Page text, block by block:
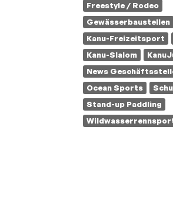
Freestyle / Rodeo
Gewässerbaustellen
Kanu-Freizeitsport
Kanu-Slalom
News
Ocean Sports
Stand-up Paddling